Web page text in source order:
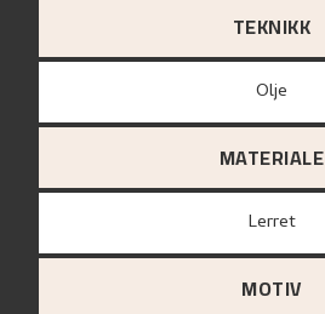
TEKNIKK
Olje
MATERIALE
lerret
MOTIV